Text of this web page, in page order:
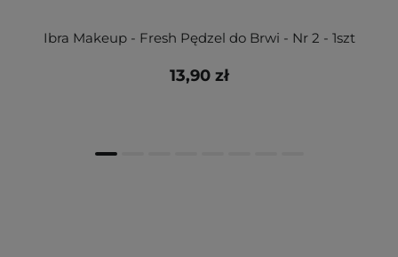
Ibra Makeup - Fresh Pędzel do Brwi - Nr 2 - 1szt
13,90 zł